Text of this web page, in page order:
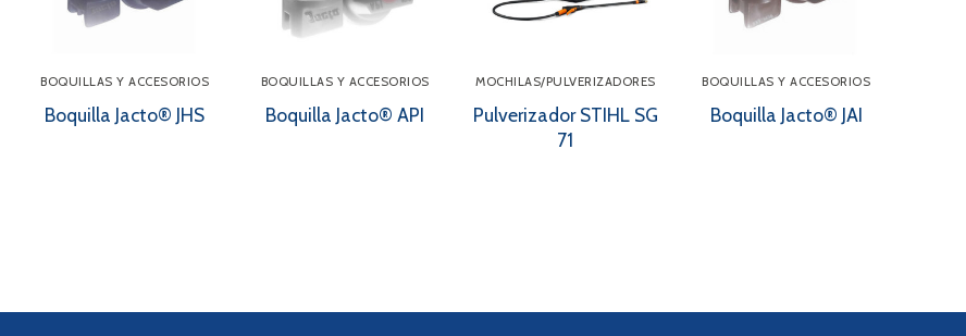
BOQUILLAS Y ACCESORIOS
Boquilla Jacto® JHS
BOQUILLAS Y ACCESORIOS
Boquilla Jacto® API
MOCHILAS/PULVERIZADORES
Pulverizador STIHL SG
71
BOQUILLAS Y ACCESORIOS
Boquilla Jacto® JAI